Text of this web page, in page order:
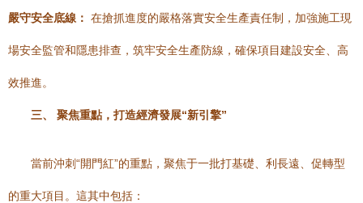
嚴守安全底線： 在搶抓進度的嚴格落實安全生產責任制，加強施工現
場安全監管和隱患排查，筑牢安全生產防線，確保項目建設安全、高
效推進。
三、 聚焦重點，打造經濟發展“新引擎”
當前沖刺“開門紅”的重點，聚焦于一批打基礎、利長遠、促轉型
的重大項目。這其中包括：